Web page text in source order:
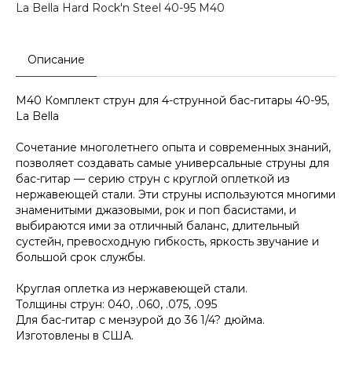
La Bella Hard Rock'n Steel 40-95 M40
Описание
M40 Комплект струн для 4-струнной бас-гитары 40-95,
La Bella
Сочетание многолетнего опыта и современных знаний,
позволяет создавать самые универсальные струны для
бас-гитар — серию струн с круглой оплеткой из
нержавеющей стали. Эти струны используются многими
знаменитыми джазовыми, рок и поп басистами, и
выбираются ими за отличный баланс, длительный
сустейн, превосходную гибкость, яркость звучание и
большой срок службы.
Круглая оплетка из нержавеющей стали.
Толщины струн: 040, .060, .075, .095
Для бас-гитар с мензурой до 36 1/4? дюйма.
Изготовлены в США.